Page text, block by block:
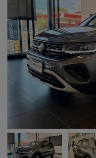
Previous